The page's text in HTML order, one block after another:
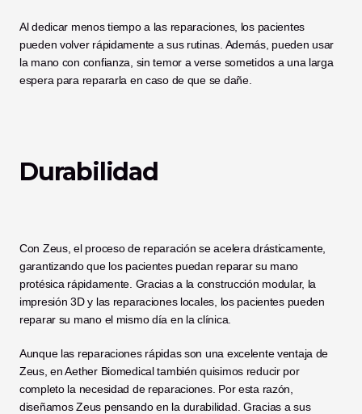
Al dedicar menos tiempo a las reparaciones, los pacientes
pueden volver rápidamente a sus rutinas. Además, pueden usar
la mano con confianza, sin temor a verse sometidos a una larga
espera para repararla en caso de que se dañe.
Durabilidad
Con Zeus, el proceso de reparación se acelera drásticamente,
garantizando que los pacientes puedan reparar su mano
protésica rápidamente. Gracias a la construcción modular, la
impresión 3D y las reparaciones locales, los pacientes pueden
reparar su mano el mismo día en la clínica.
Aunque las reparaciones rápidas son una excelente ventaja de
Zeus, en Aether Biomedical también quisimos reducir por
completo la necesidad de reparaciones. Por esta razón,
diseñamos Zeus pensando en la durabilidad. Gracias a sus